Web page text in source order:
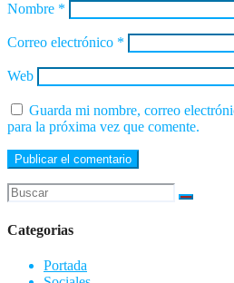
Nombre *
Correo electrónico *
Web
Guarda mi nombre, correo
para la próxima vez que comente.
Categorias
Portada